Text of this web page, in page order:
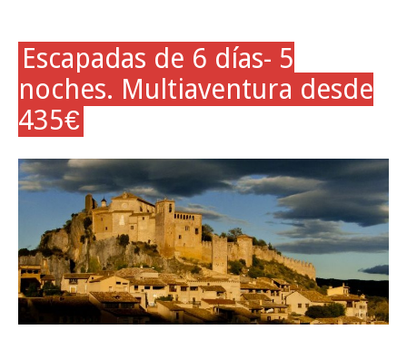
Escapadas de 6 días- 5
noches. Multiaventura desde
435€